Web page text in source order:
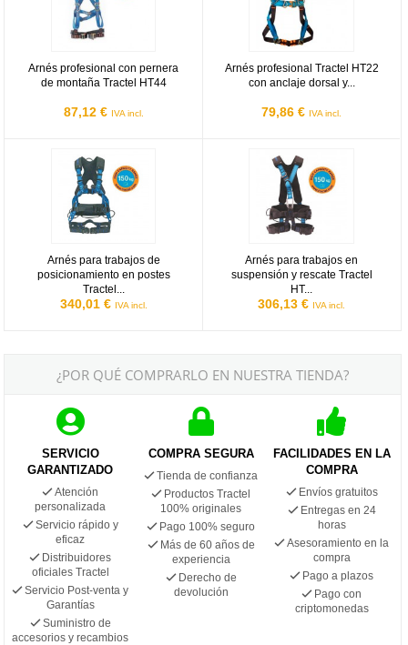
Arnés profesional con pernera
de montaña Tractel HT44
87,12 € IVA incl.
Arnés profesional Tractel HT22
con anclaje dorsal y...
79,86 € IVA incl.
Arnés para trabajos de
posicionamiento en postes
Tractel...
340,01 € IVA incl.
Arnés para trabajos en
suspensión y rescate Tractel
HT...
306,13 € IVA incl.
¿POR QUÉ COMPRARLO EN NUESTRA TIENDA?
SERVICIO
GARANTIZADO
Atención
personalizada
Servicio rápido y
eficaz
Distribuidores
oficiales Tractel
Servicio Post-venta y
Garantías
Suministro de
accesorios y recambios
COMPRA SEGURA
Tienda de confianza
Productos Tractel
100% originales
Pago 100% seguro
Más de 60 años de
experiencia
Derecho de
devolución
FACILIDADES EN LA
COMPRA
Envíos gratuitos
Entregas en 24
horas
Asesoramiento en la
compra
Pago a plazos
Pago con
criptomonedas